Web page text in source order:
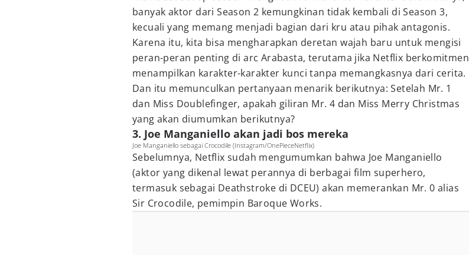
banyak aktor dari Season 2 kemungkinan tidak kembali di Season 3,
kecuali yang memang menjadi bagian dari kru atau pihak antagonis.
Karena itu, kita bisa mengharapkan deretan wajah baru untuk mengisi
peran-peran penting di arc Arabasta, terutama jika Netflix berkomitmen
menampilkan karakter-karakter kunci tanpa memangkasnya dari cerita.
Dan itu memunculkan pertanyaan menarik berikutnya: Setelah Mr. 1
dan Miss Doublefinger, apakah giliran Mr. 4 dan Miss Merry Christmas
yang akan diumumkan berikutnya?
3. Joe Manganiello akan jadi bos mereka
Joe Manganiello sebagai Crocodile (Instagram/OnePieceNetflix)
Sebelumnya, Netflix sudah mengumumkan bahwa Joe Manganiello
(aktor yang dikenal lewat perannya di berbagai film superhero,
termasuk sebagai Deathstroke di DCEU) akan memerankan Mr. 0 alias
Sir Crocodile, pemimpin Baroque Works.